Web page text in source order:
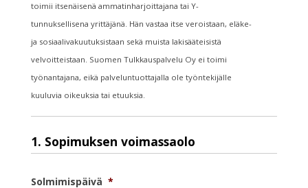
toimii itsenäisenä ammatinharjoittajana tai Y-
tunnuksellisena yrittäjänä. Hän vastaa itse veroistaan, eläke-
ja sosiaalivakuutuksistaan sekä muista lakisääteisistä
velvoitteistaan. Suomen Tulkkauspalvelu Oy ei toimi
työnantajana, eikä palveluntuottajalla ole työntekijälle
kuuluvia oikeuksia tai etuuksia.
1. Sopimuksen voimassaolo
Solmimispäivä *